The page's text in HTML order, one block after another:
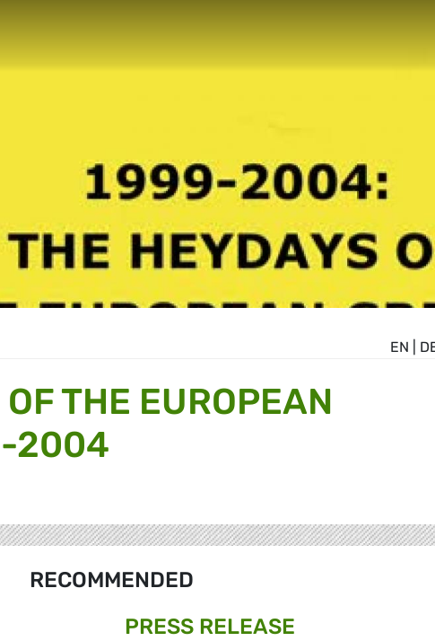
EN
THE EUROPEAN
2004
RECOMMENDED
PRESS RELEASE